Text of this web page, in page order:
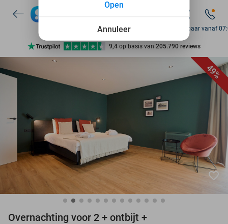
7 dagen per week beschikbaar
10+ miljoen leden
9,4 op basis van 205.790 reviews
7 dagen per week beschikbaar
10+ miljoen leden
Bereikbaar vanaf
49%
favorite_border
Overnachting voor 2 + ontbijt +
Annuleer
Open